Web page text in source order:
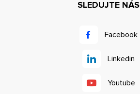
SLEDUJTE NÁS
Facebook
Linkedin
Youtube